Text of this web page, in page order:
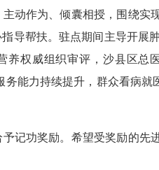
动作为、倾囊相授，围绕实
导帮扶。驻点期间主导开展
权威组织审评，沙县区总
能力持续提升，群众看病
功奖励。希望受奖励的先